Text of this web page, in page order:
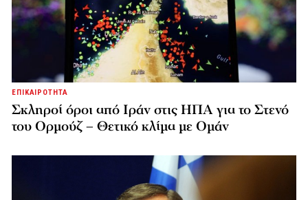
ΕΠΙΚΑΙΡΟΤΗΤΑ
Σκληροί όροι από Ιράν στις ΗΠΑ για το Στενό
του Ορμούζ – Θετικό κλίμα με Ομάν